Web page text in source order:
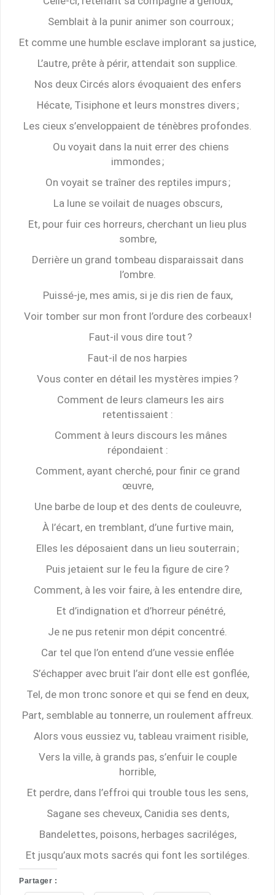
Semblait à la punir animer son courroux ;
Et comme une humble esclave implorant sa justice,
L’autre, prête à périr, attendait son supplice.
Nos deux Circés alors évoquaient des enfers
Hécate, Tisiphone et leurs monstres divers ;
Les cieux s’enveloppaient de ténèbres profondes.
Ou voyait dans la nuit errer des chiens
immondes ;
On voyait se traîner des reptiles impurs ;
La lune se voilait de nuages obscurs,
Et, pour fuir ces horreurs, cherchant un lieu plus
sombre,
Derrière un grand tombeau disparaissait dans
l’ombre.
Puissé-je, mes amis, si je dis rien de faux,
Voir tomber sur mon front l’ordure des corbeaux !
Faut-il vous dire tout ?
Faut-il de nos harpies
Vous conter en détail les mystères impies ?
Comment de leurs clameurs les airs
retentissaient :
Comment à leurs discours les mânes
répondaient :
Comment, ayant cherché, pour finir ce grand
œuvre,
Une barbe de loup et des dents de couleuvre,
À l’écart, en tremblant, d’une furtive main,
Elles les déposaient dans un lieu souterrain ;
Puis jetaient sur le feu la figure de cire ?
Comment, à les voir faire, à les entendre dire,
Et d’indignation et d’horreur pénétré,
Je ne pus retenir mon dépit concentré.
Car tel que l’on entend d’une vessie enflée
S’échapper avec bruit l’air dont elle est gonflée,
Tel, de mon tronc sonore et qui se fend en deux,
Part, semblable au tonnerre, un roulement affreux.
Alors vous eussiez vu, tableau vraiment risible,
Vers la ville, à grands pas, s’enfuir le couple
horrible,
Et perdre, dans l’effroi qui trouble tous les sens,
Sagane ses cheveux, Canidia ses dents,
Bandelettes, poisons, herbages sacriléges,
Et jusqu’aux mots sacrés qui font les sortiléges.
Partager :